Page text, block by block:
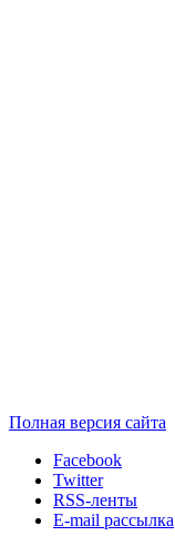
Полная версия сайта
Facebook
Twitter
RSS-ленты
E-mail рассылка